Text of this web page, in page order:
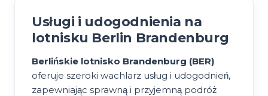
Usługi i udogodnienia na
lotnisku Berlin Brandenburg
Berlińskie lotnisko Brandenburg (BER)
oferuje szeroki wachlarz usług i udogodnień,
zapewniając sprawną i przyjemną podróż